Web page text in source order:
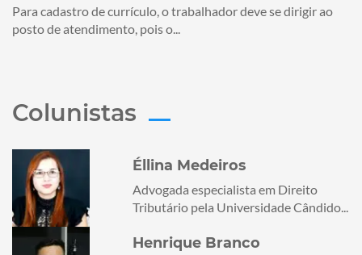
Para cadastro de currículo, o trabalhador deve se dirigir ao
posto de atendimento, pois o...
Colunistas
Éllina Medeiros
Advogada especialista em Direito
Tributário pela Universidade Cândido...
Henrique Branco